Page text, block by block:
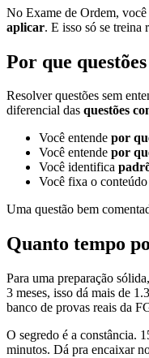
No Exame de Ordem, você
aplicar. E isso só se treina
Por que
Resolver questões sem
diferencial das questões
Você entende por
Você entende por
Você identifica
Você fixa o
Uma questão bem
Quanto tempo
Para uma preparação
3 meses, isso dá mais de
banco de provas reais da
O segredo é a constância.
minutos. Dá pra encaixar